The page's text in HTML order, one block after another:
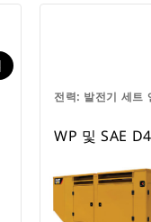
전력: 발전기 세트
WP 및 SAE